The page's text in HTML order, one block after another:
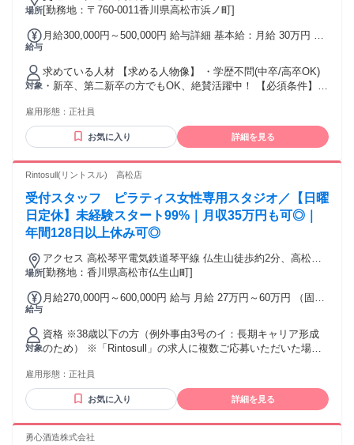
と、 より素敵な接客に繋がります。 経験が浅い方も、一歩ず
場所[勤務地：〒760-0011香川県高松市浜ノ町]
給与
月給300,000円～500,000円 給与詳細 基本給：月給 30万円 〜
れる通勤・皆勤・家族手当金額：なし 全員に一律で支払われ
るその他手当金額：なし 30万円～＋インセンティブ ※経験・
スキルに応じて決定いたします。 賞与：年2回
対象
求めている人材 【求める人物像】 ・学歴不問(中卒/高卒OK)
・新卒、第二新卒の方でもOK、絶賛活躍中！ 【必須条件】
検1級以上の方 ・ブランクOK ・仕事に熱心で、稼ぎたい思い
が強い方 ・コミュニケーションを取ることがお好きな方又
は、 得意とされる方 ・チャレンジ精神がある方 【活かして
営業、不動産営業問わず、 何かしらの営業経験をお持ちの方
パート・アルバイトの経験問わず活躍いただけます！" ★稼ぎ
たい！ ★トーク力を活かしたい！ ★正当に評価してもらって
上を目指したい！ ★生活水準を上げたい！ ★高価な欲しいも
のを買いたい！ といった向上心と ガッツがある方を待ってま
す！
雇用形態： 正社員
お気に入り 詳細を見る
Rintosull(リントスル) 高松店
受付スタッフ ピラティス女性専用スタジオ／【日曜
日定休】未経験スタート99%｜月収35万円も可◎｜
年間128日以上休み可◎
場所
アクセス 高松琴平電気鉄道琴平線 仏生山徒歩約2分、高松琴
平電気鉄道琴平線 空港通り徒歩約15分、高松琴平電気鉄道琴
徒歩で11分 琴電琴平線 仏生山駅から徒歩で23分 琴電琴平線
分 ※自動車通勤可（規定あり）※従業員用駐車場あり
[勤務地：香川県高松市仏生山町]
給与
月給270,000円～600,000円 給与 月給 27万円～60万円 （固定
円（固定残業時間：10時間） 固定残業時間を超えた勤務時間
については別途残業代を支給する ・転居を伴う異動はござい
ません。 ・配属店舗は人員状況により決定します。 ・その
他、手当別途支給。 ・固定残業代：1万5880円/10時間（時間
で月収38万円を 実現した社員も多数！ （月給30万円+住宅手
当5万円+インセン3万円） ＜手厚い手当で生活応援＞ 【諸手
当】 ■昇給／年1回 ■賞与／業績による（昨年度支給実績あ
り） ■インセンティブ（年4回） └最大年120,000円 ■住宅手
対象
資格 ※38歳以下の方（例外事由3号のイ：長期キャリア形成
のため） ※「Rintosull」の求人に複数ご応募いただいた場合
控えくださいませ。 【職種・業種未経験者、第二新卒者、歓
迎！】 ・学歴不問 ・20代・30代の女性が多数活躍中！ ・イ
ンストラクター未経験者OK ・フィットネス業界（ジム・ヨ
中！ ・フリーターの方 【こんな方は歓迎】 ・ボディメイク
雇用形態： 正社員
お気に入り 詳細を見る
勇心酒造株式会社